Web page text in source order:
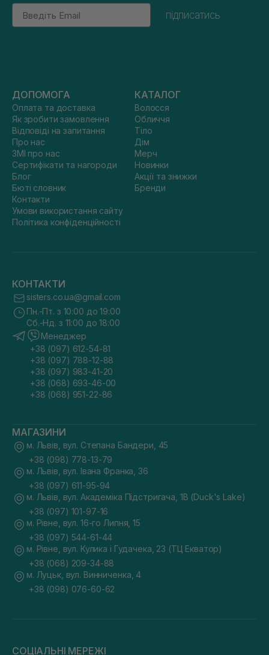
Email
підписатись
ДОПОМОГА
Оплата та доставка
Як зробити замовлення
Відповіді на запитання
Про нас
ЗМІ про нас
Сертифікати та нагороди
Блог
Бюті словник
Контакти
Умови використання сайту
Політика конфіденційності
КАТАЛОГ
Волосся
Обличчя
Тіло
Дім
Мерч
Новинки
Акції та знижки
Бренди
КОНТАКТИ
sisters.co.ua@gmail.com
Пн.-Пт. з 10:00 до 19:00
Сб.-Нд. з 11:00 до 18:00
Менеджер
+38 (097) 612-54-81
+38 (097) 788-12-88
+38 (097) 983-41-20
+38 (068) 693-46-00
+38 (068) 951-22-86
МАГАЗИНИ
м. Львів, вул. Степана Бандери, 45
+38 (098) 778-13-79
м. Львів, вул. Івана Франка, 36
+38 (097) 611-95-94
м. Львів, вул. Академіка Підстригача, 1В (Duck's Lake)
+38 (097) 101-97-16
м. Рівне, вул. 16-го Липня, 15
+38 (097) 544-61-44
м. Рівне, вул. Кулика і Гудачека, 23 (ТЦ Екватор)
+38 (068) 209-34-88
м. Луцьк, вул. Винниченка, 4
+38 (098) 076-60-62
СОЦІАЛЬНІ МЕРЕЖІ